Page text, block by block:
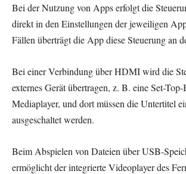
Bei der Nutzung von Apps erfolgt die
direkt in den Einstellungen der jeweiligen
Fällen überträgt die App diese Steuerung an
Bei einer Verbindung über HDMI wird die
externes Gerät übertragen, z. B. eine Set-
Mediaplayer, und dort müssen die Untertitel
ausgeschaltet werden.
Beim Abspielen von Dateien über USB-
ermöglicht der integrierte Videoplayer des